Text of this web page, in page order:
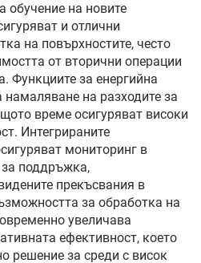
обучение на новите
и отлични
на повърхностите, често
от вторични операции
Функциите за енергийна
на разходите за
време осигуряват високи
Интегрираните
мониторинг в
поддръжка,
прекъсвания в
за обработка на
увеличава
ефективност, което
решение за среди с висок